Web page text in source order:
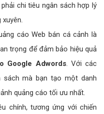
chi tiêu ngân sách hợp lý
cáo Web bán cá cảnh là
trọng để đảm bảo hiệu quả
Google Adwords. Với các
sách mà bạn tạo một danh
quảng cáo tối ưu nhất.
chính, tương ứng với chiến